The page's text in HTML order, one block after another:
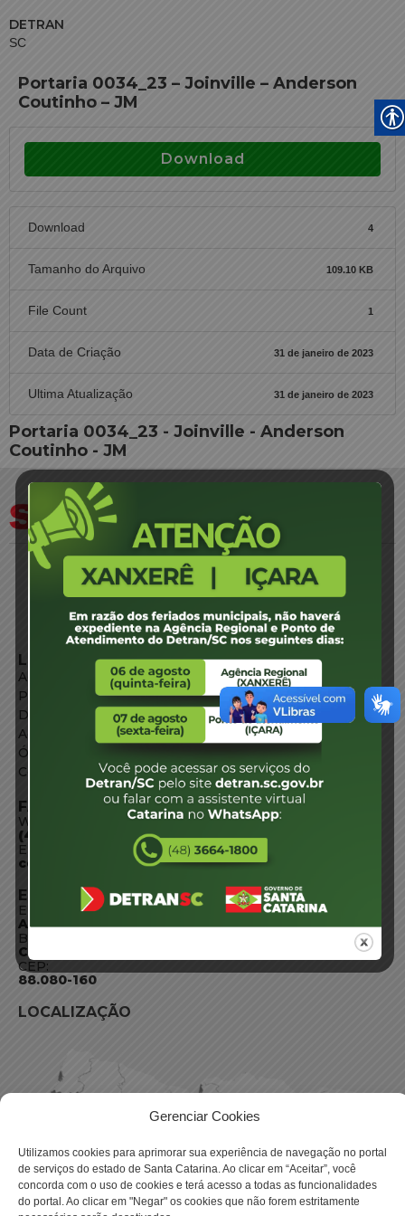
Gerenciar Cookies
Utilizamos cookies para aprimorar sua experiência de navegação no portal
de serviços do estado de Santa Catarina. Ao clicar em “Aceitar”, você
concorda com o uso de cookies e terá acesso a todas as funcionalidades
do portal. Ao clicar em "Negar" os cookies que não forem estritamente
DETRAN
SC
Portaria 0034_23 – Joinville – Anderson
Coutinho – JM
Download
Download 4
Tamanho do Arquivo 109.10 KB
File Count 1
Data de Criação 31 de janeiro de 2023
Ultima Atualização 31 de janeiro de 2023
Portaria 0034_23 - Joinville - Anderson
Coutinho - JM
LINKS EXTERNOS
Agência de Notícias
Portal de Serviços
Diário Oficial
Acesso à Informação
Órgãos do Governo
Conheça SC
FALE CONOSCO
WhatsApp:
(48) 3664-1800
E-mail:
centraldeinformacoes@detran.sc.gov.br
ENDEREÇO
Endereço:
Av. Almirante Tamandaré - 480
Bairro:
Coqueiros, Florianópolis SC
CEP:
88.080-160
LOCALIZAÇÃO